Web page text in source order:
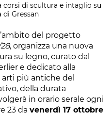
corsi di scultura e intaglio su
di Gressan
del progetto
, organizza una nuova
su legno, curato dal
e dedicato alla
più antiche del
della durata
in orario serale ogni
23 da venerdì 17 ottobre